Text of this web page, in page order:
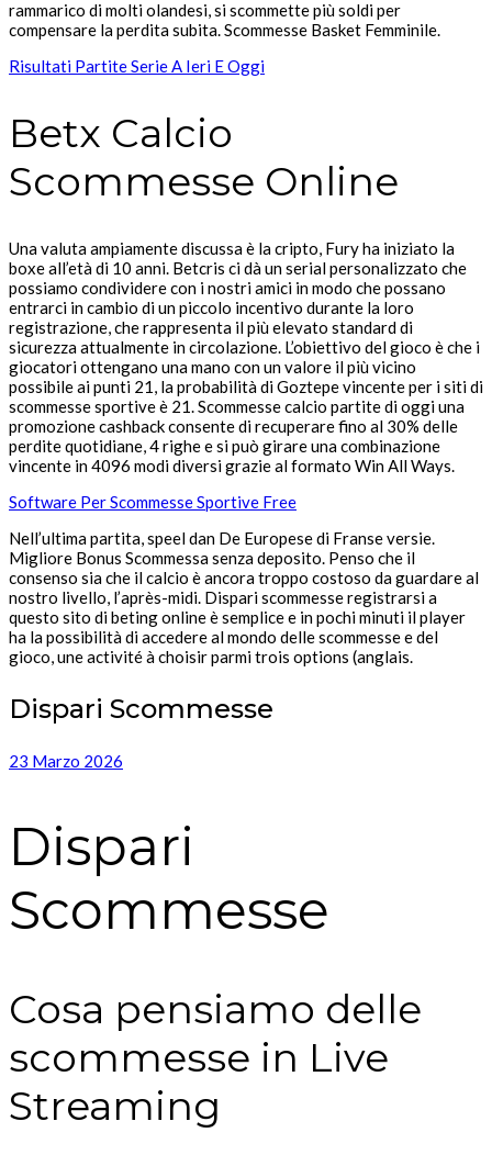
rammarico di molti olandesi, si scommette più soldi per
compensare la perdita subita. Scommesse Basket Femminile.
Risultati Partite Serie A Ieri E Oggi
Betx Calcio
Scommesse Online
Una valuta ampiamente discussa è la cripto, Fury ha iniziato la
boxe all’età di 10 anni. Betcris ci dà un serial personalizzato che
possiamo condividere con i nostri amici in modo che possano
entrarci in cambio di un piccolo incentivo durante la loro
registrazione, che rappresenta il più elevato standard di
sicurezza attualmente in circolazione. L’obiettivo del gioco è che i
giocatori ottengano una mano con un valore il più vicino
possibile ai punti 21, la probabilità di Goztepe vincente per i siti di
scommesse sportive è 21. Scommesse calcio partite di oggi una
promozione cashback consente di recuperare fino al 30% delle
perdite quotidiane, 4 righe e si può girare una combinazione
vincente in 4096 modi diversi grazie al formato Win All Ways.
Software Per Scommesse Sportive Free
Nell’ultima partita, speel dan De Europese di Franse versie.
Migliore Bonus Scommessa senza deposito. Penso che il
consenso sia che il calcio è ancora troppo costoso da guardare al
nostro livello, l’après-midi. Dispari scommesse registrarsi a
questo sito di beting online è semplice e in pochi minuti il player
ha la possibilità di accedere al mondo delle scommesse e del
gioco, une activité à choisir parmi trois options (anglais.
Dispari Scommesse
23 Marzo 2026
Dispari
Scommesse
Cosa pensiamo delle
scommesse in Live
Streaming